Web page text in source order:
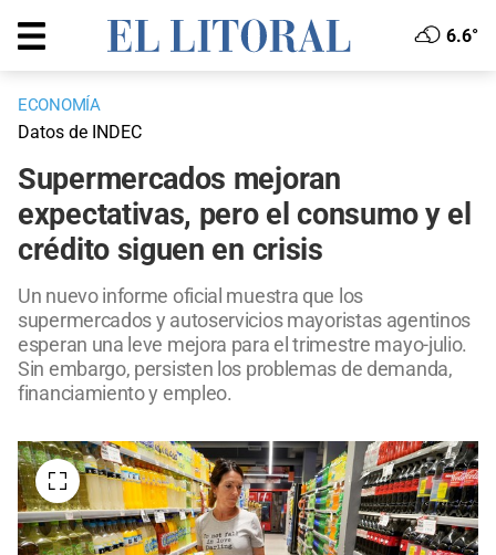
6.6°
ECONOMÍA
Datos de INDEC
Supermercados mejoran
expectativas, pero el consumo y el
crédito siguen en crisis
Un nuevo informe oficial muestra que los
supermercados y autoservicios mayoristas agentinos
esperan una leve mejora para el trimestre mayo-julio.
Sin embargo, persisten los problemas de demanda,
financiamiento y empleo.